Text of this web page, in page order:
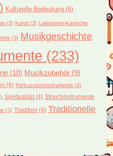
Kulturelle Bedeutung(6)
(3) Kunst(3) Lateinamerikanische
(3) Musikgeschichte
(233)
(10) Musikzubehör(9)
(4) Perkussionsinstrumente(3)
Spiritualität(4) Streichinstrumente
(3) Tradition (4) Traditionelle